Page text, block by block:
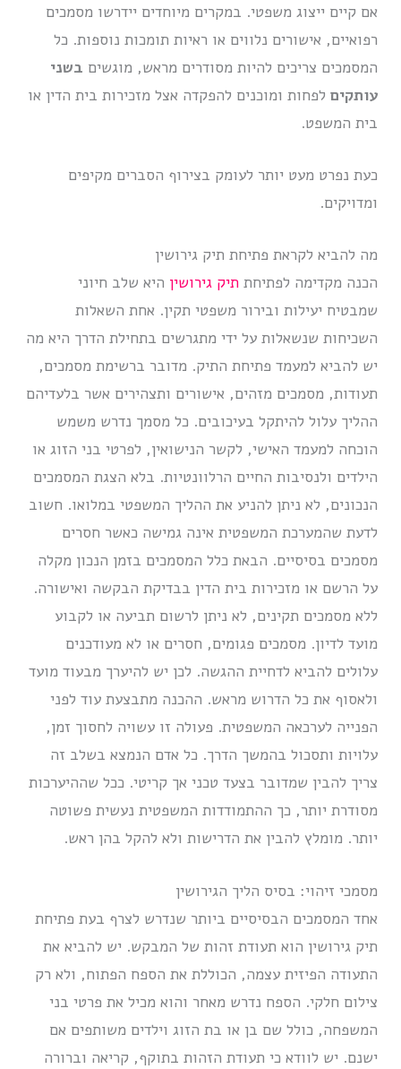
אם קיים ייצוג משפטי. במקרים מיוחדים יידרשו מסמכים
רפואיים, אישורים נלווים או ראיות תומכות נוספות. כל
המסמכים צריכים להיות מסודרים מראש, מוגשים בשני
עותקים לפחות ומוכנים להפקדה אצל מזכירות בית הדין או
בית המשפט.
כעת נפרט מעט יותר לעומק בצירוף הסברים מקיפים
ומדויקים.
מה להביא לקראת פתיחת תיק גירושין
הכנה מקדימה לפתיחתתיק גירושין היא שלב חיוני
שמבטיח יעילות ובירור משפטי תקין. אחת השאלות
השכיחות שנשאלות על ידי מתגרשים בתחילת הדרך היא מה
יש להביא למעמד פתיחת התיק. מדובר ברשימת מסמכים,
תעודות, מסמכים מזהים, אישורים ותצהירים אשר בלעדיהם
ההליך עלול להיתקל בעיכובים. כל מסמך נדרש משמש
הוכחה למעמד האישי, לקשר הנישואין, לפרטי בני הזוג או
הילדים ולנסיבות החיים הרלוונטיות. בלא הצגת המסמכים
הנכונים, לא ניתן להניע את ההליך המשפטי במלואו. חשוב
לדעת שהמערכת המשפטית אינה גמישה כאשר חסרים
מסמכים בסיסיים. הבאת כלל המסמכים בזמן הנכון מקלה
על הרשם או מזכירות בית הדין בבדיקת הבקשה ואישורה.
ללא מסמכים תקינים, לא ניתן לרשום תביעה או לקבוע
מועד לדיון. מסמכים פגומים, חסרים או לא מעודכנים
עלולים להביא לדחיית ההגשה. לכן יש להיערך מבעוד מועד
ולאסוף את כל הדרוש מראש. ההכנה מתבצעת עוד לפני
הפנייה לערכאה המשפטית. פעולה זו עשויה לחסוך זמן,
עלויות ותסכול בהמשך הדרך. כל אדם הנמצא בשלב זה
צריך להבין שמדובר בצעד טכני אך קריטי. ככל שההיערכות
מסודרת יותר, כך ההתמודדות המשפטית נעשית פשוטה
יותר. מומלץ להבין את הדרישות ולא להקל בהן ראש.
מסמכי זיהוי: בסיס הליך הגירושין
אחד המסמכים הבסיסיים ביותר שנדרש לצרף בעת פתיחת
תיק גירושין הוא תעודת זהות של המבקש. יש להביא את
התעודה הפיזית עצמה, הכוללת את הספח הפתוח, ולא רק
צילום חלקי. הספח נדרש מאחר והוא מכיל את פרטי בני
המשפחה, כולל שם בן או בת הזוג וילדים משותפים אם
ישנם. יש לוודא כי תעודת הזהות בתוקף, קריאה וברורה